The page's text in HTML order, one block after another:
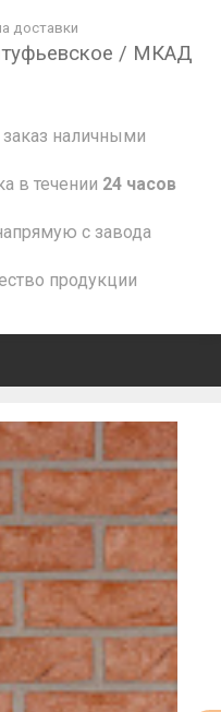
доставки
/ МКАД
наличными
в течении 24 часов
с завода
продукции